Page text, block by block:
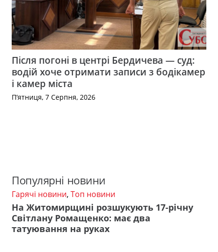
Після погоні в центрі Бердичева — суд:
водій хоче отримати записи з бодікамер
і камер міста
П’ятниця, 7 Серпня, 2026
Популярні новини
Гарячі новини, Топ новини
На Житомирщині розшукують 17-річну
Світлану Ромащенко: має два
татуювання на руках